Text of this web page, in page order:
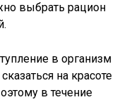
выбрать рацион
в организм
на красоте
в течение